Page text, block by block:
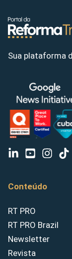
Sua plataforma
Conteúdo
RT PRO
RT PRO Brazil
Newsletter
Revista